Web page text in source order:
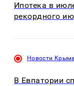
Ипотека в
рекордного
Новости Крыма
В Евпатории